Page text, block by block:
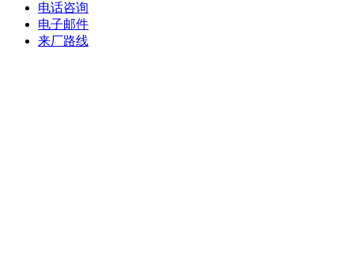
电话咨询
电子邮件
来厂路线